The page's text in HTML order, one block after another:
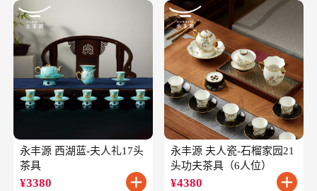
永丰源 西湖蓝-夫人礼17头
茶具
¥3380
永丰源 夫人瓷-石榴家园21
头功夫茶具（6人位）
¥4380